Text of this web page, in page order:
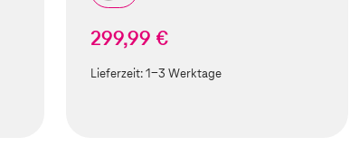
299,99 €
Lieferzeit:1-3 Werktage